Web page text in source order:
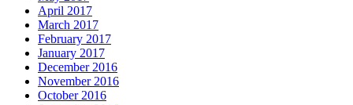
April 2017
March 2017
February 2017
January 2017
December 2016
November 2016
October 2016